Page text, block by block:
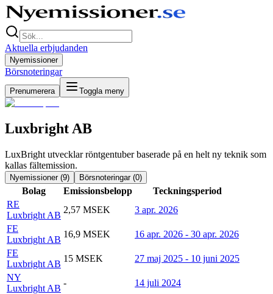
Aktuella erbjudanden
Nyemissioner
Börsnoteringar
Prenumerera Toggla meny
Luxbright AB
LuxBright utvecklar röntgentuber baserade på en helt ny teknik som
kallas fältemission.
Nyemissioner (9) Börsnoteringar (0)
Bolag Emissionsbelopp
Teckningsperiod
RE
Luxbright AB
2,57 MSEK
3 apr. 2026
FE
Luxbright AB
16,9 MSEK
16 apr. 2026 - 30 apr. 2026
FE
Luxbright AB
15 MSEK
27 maj 2025 - 10 juni 2025
NY
Luxbright AB
-
14 juli 2024